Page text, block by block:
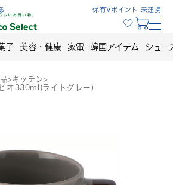
保有Vポイント 未連携
子 美容・健康 家電 韓国アイテム シュー
>キッチン>
オ330ml(ライトグレー)